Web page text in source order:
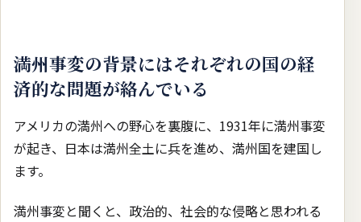
満州事変の背景にはそれぞれの国の経
済的な問題が絡んでいる
アメリカの満州への野心を裏腹に、1931年に満州事変
が起き、日本は満州全土に兵を進め、満州国を建国し
ます。
満州事変と聞くと、政治的、社会的な侵略と思われる